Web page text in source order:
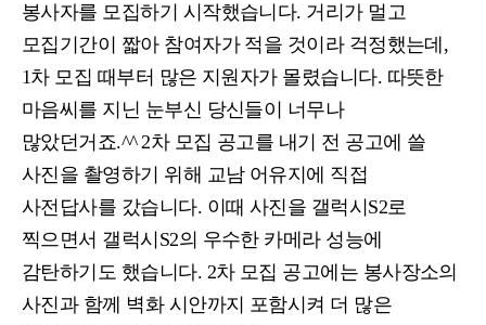
봉사자를 모집하기 시작했습니다. 거리가 멀고
모집기간이 짧아 참여자가 적을 것이라 걱정했는데 ,
1차 모집 때부터 많은 지원자가 몰렸습니다. 따뜻한
마음씨를 지닌 눈부신 당신들이 너무나
많았던거죠.^^2차 모집 공고를 내기 전 공고에 쓸
사진을 촬영하기 위해 교남 어유지에 직접
사전답사를 갔습니다. 이때 사진을 갤럭시 S2로
찍으면서 갤럭시 S2의 우수한 카메라 성능에
감탄하기도 했습니다. 2차 모집 공고에는 봉사장소의
사진과 함께 벽화 시안까지 포함시켜 더 많은